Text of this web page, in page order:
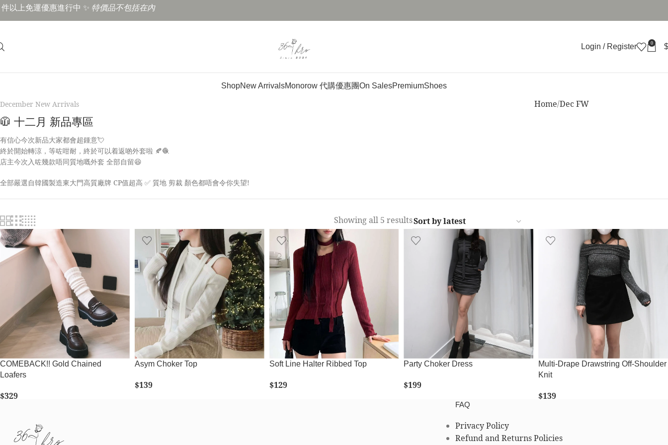
件以上免運優惠進行中 ✨ 特價品不包括在內
Login / Register 0 $
ShopNew ArrivalsMonorow 代購優惠團On SalesPremiumShoes
December New Arrivals
🧥 十二月 新品專區
有信心今次新品大家都會超鍾意💘
終於開始轉涼，等咗咁耐，終於可以着返啲外套啦 🍂🧶
店主今次入咗幾款唔同質地嘅外套 全部自留😆
全部嚴選自韓國製造東大門高質廠牌 CP值超高 ✅ 質地 剪裁 顏色都唔會令你失望!
Home Dec FW
Showing all 5 results
COMEBACK!! Gold Chained
Loafers
$329
Asym Choker Top
$139
Soft Line Halter Ribbed Top
$129
Party Choker Dress
$199
SELECT OPTIONS
Multi-Drape Drawstring Off-Shoulder
Knit
$139
FAQ
Privacy Policy
Refund and Returns Policies